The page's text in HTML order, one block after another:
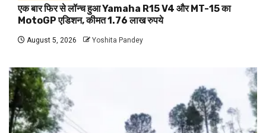
एक बार फिर से लॉन्च हुआ Yamaha R15 V4 और MT-15 का
MotoGP एडिशन, कीमत 1.76 लाख रुपये
August 5, 2026 Yoshita Pandey